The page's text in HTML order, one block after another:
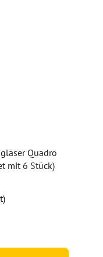
Quadro
mit 6 Stück)